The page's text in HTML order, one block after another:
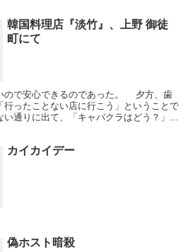
韓国料理店『淡竹』、上野 御徒
町にて
ので安心できるのであった。 夕方、歯
行ったことない店に行こう」ということで
通りに出て、「キャバクラはどう？」っ
カイカイデー
偽ホスト暗殺